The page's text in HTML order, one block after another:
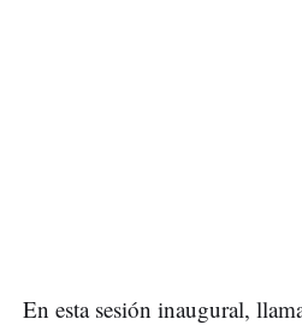
En esta sesión inaugural,